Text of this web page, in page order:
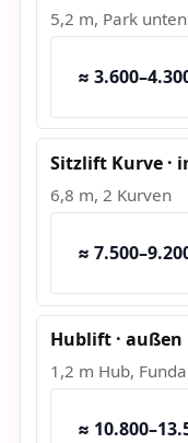
5,2 m, Park unten
≈
Sitzlift Kurve ·
6,8 m, 2 Kurven
≈
Hublift · außen
1,2 m Hub,
≈